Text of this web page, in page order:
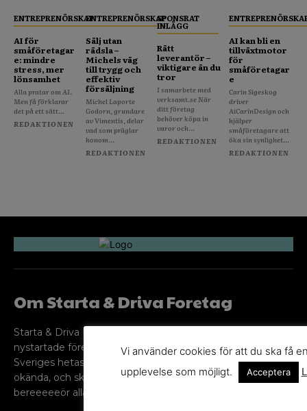
ENTREPRENÖRSKAP
AI för
småföretagar
e: mindre
stress, mer
lönsamhet
Alla pratar om AI.
Men få förklarar
det på ett sätt...
REDAKTIONEN
ENTREPRENÖRSKAP
Sälj utan
rädsla –
Michels väg
till trygg och
effektiv
försäljning
Michel Laporte
Godorn, grundare
av Vimentis, delar
vad som präglar
honom...
REDAKTIONEN
SPONSRAT
INLÄGG
Rätt
leverantör –
viktigare än du
tror
I samarbete med
verksamt.se När
ditt företag
behöver köpa in
varor och...
REDAKTIONEN
AI kan bli en
tillväxtmotor
för
småföretagar
e
Carin Sigeskog
driver
AiCarinDesign och
hjälper
småföretagare att
öka sin synlighet...
REDAKTIONEN
Om Starta & Driva Foretag
Starta & Driva Företag är ett magasin som riktar sig till alla
nystartade företagare i hela landet. Vi intervjuar några av
Sveriges hetaste entreprenörer, kända såväl someeeee
okända, och skriver om ämnen som intresserar och
bereeeeeör alla företagare!
Vi använder cookies för att du ska få
upplevelse som möjligt.
Acceptera